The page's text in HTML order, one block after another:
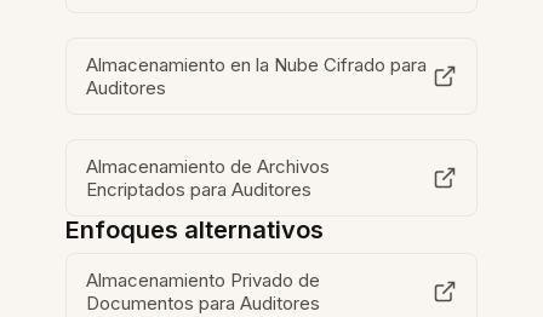
Almacenamiento en la Nube Cifrado para
Auditores
Almacenamiento de Archivos
Encriptados para Auditores
Enfoques alternativos
Almacenamiento Privado de
Documentos para Auditores